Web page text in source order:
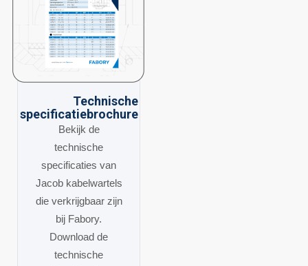
Technische
specificatiebrochure
Bekijk de
technische
specificaties van
Jacob kabelwartels
die verkrijgbaar zijn
bij Fabory.
Download de
technische